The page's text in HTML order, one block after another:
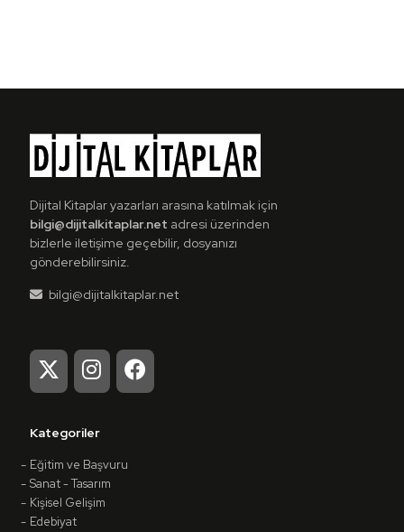
Dijital Kitaplar yazarları arasına katılmak için
bilgi@dijitalkitaplar.net adresi üzerinden
bizlerle iletişime geçebilir, dosyanızı
gönderebilirsiniz.
bilgi@dijitalkitaplar.net
Kategoriler
Eğitim ve Başvuru
Sanat - Tasarım
Kişisel Gelişim
Edebiyat